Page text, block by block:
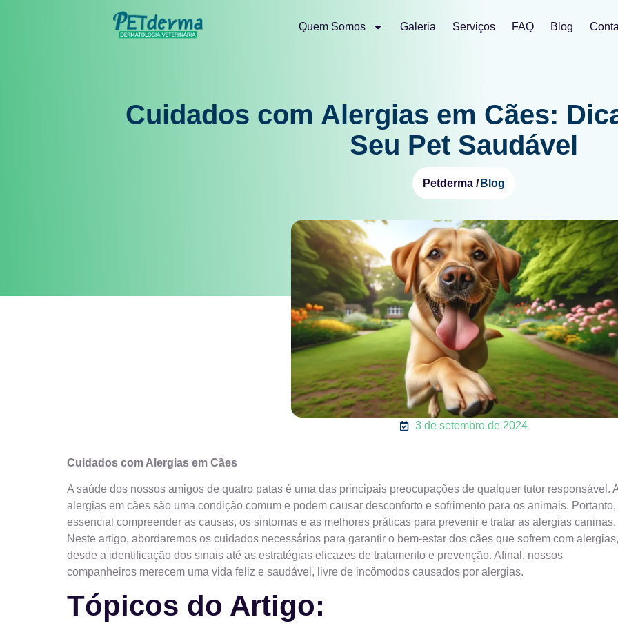
Quem Somos Galeria Serviços FAQ Blog
Cuidados com Alergias em Cães:
Seu Pet Saudável
Petderma / Blog
3 de setembro de 2024
Cuidados com Alergias em Cães
A saúde dos nossos amigos de quatro patas é uma das principais preocupações de qualquer tutor responsável.
alergias em cães são uma condição comum e podem causar desconforto e sofrimento para os animais. Portanto,
essencial compreender as causas, os sintomas e as melhores práticas para prevenir e tratar as alergias caninas.
Neste artigo, abordaremos os cuidados necessários para garantir o bem-estar dos cães que sofrem com alergias,
desde a identificação dos sinais até as estratégias eficazes de tratamento e prevenção. Afinal, nossos
companheiros merecem uma vida feliz e saudável, livre de incômodos causados por alergias.
Tópicos do Artigo: